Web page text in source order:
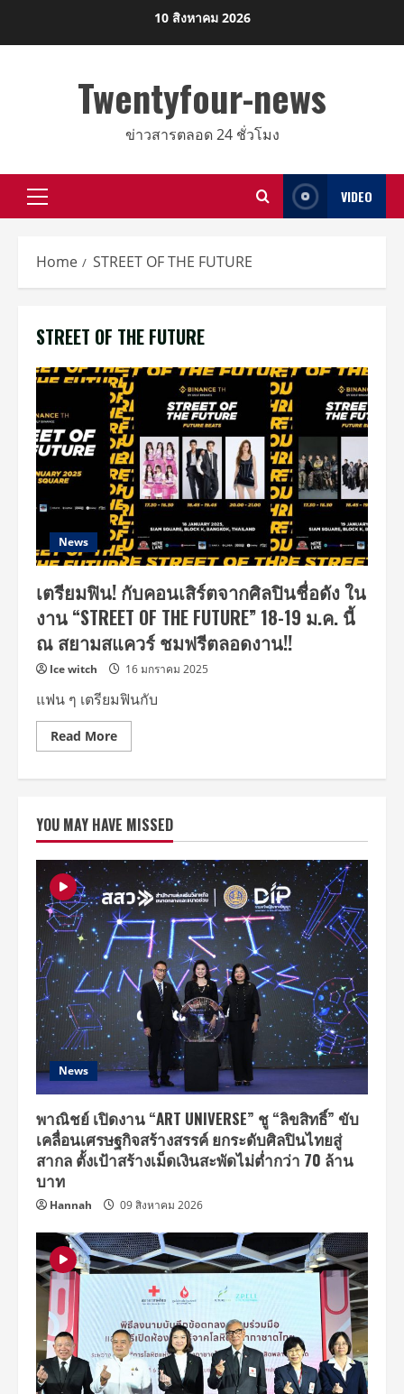
10 สิงหาคม 2026
Twentyfour-news
ข่าวสารตลอด 24 ชั่วโมง
Primary
VIDEO
Home STREET OF THE FUTURE
STREET OF THE FUTURE
News
เตรียมฟิน! กับคอนเสิร์ตจากศิลปินชื่อดัง ใน
งาน “STREET OF THE FUTURE” 18-19 ม.ค. นี้
ณ สยามสแควร์ ชมฟรีตลอดงาน!!
Ice witch 16 มกราคม 2025
แฟน ๆ เตรียมฟินกับ
Read MoreRead
more
กับ
คอนเสิร์ต
จาก
ศิลปิน
ดัง
ใน
งาน
“STREET
OF
THE
FUTURE”
18-
19
ม.ค.
นี้
ณ
สยามสแควร์
ชม
ฟรี
ตลอด
YOU MAY HAVE MISSED
News
พาณิชย์ เปิดงาน “ART UNIVERSE” ชู “ลิขสิทธิ์” ขับ
เคลื่อนเศรษฐกิจสร้างสรรค์ ยกระดับศิลปินไทยสู่
สากล ตั้งเป้าสร้างเม็ดเงินสะพัดไม่ต่ำกว่า 70 ล้าน
บาท
Hannah 09 สิงหาคม 2026